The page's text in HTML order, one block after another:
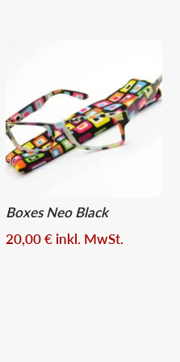
Boxes Neo Black
20,00€ inkl. MwSt.